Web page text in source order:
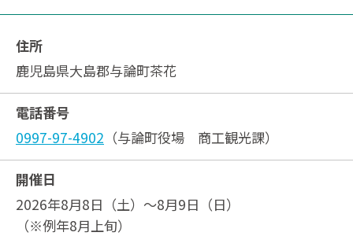
住所
鹿児島県大島郡与論町茶花
電話番号
0997-97-4902 （与論町役場 商工観光課）
開催日
2026年8月8日（土）～8月9日（日）
（※例年8月上旬）